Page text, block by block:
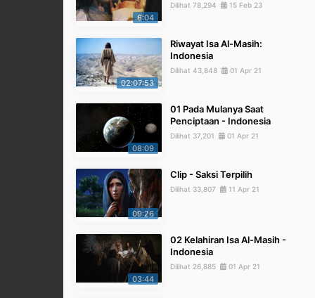
6:04
Dilihat 78,294 15 Feb 23
02:07:53
Riwayat Isa Al-Masih:
Indonesia
Dilihat 43,848 01 Apr 21
08:09
01 Pada Mulanya Saat
Penciptaan - Indonesia
Dilihat 37,201 01 Apr 21
09:26
Clip - Saksi Terpilih
Dilihat 33,807 11 Apr 21
03:44
02 Kelahiran Isa Al-Masih -
Indonesia
Dilihat 26,885 01 Apr 21